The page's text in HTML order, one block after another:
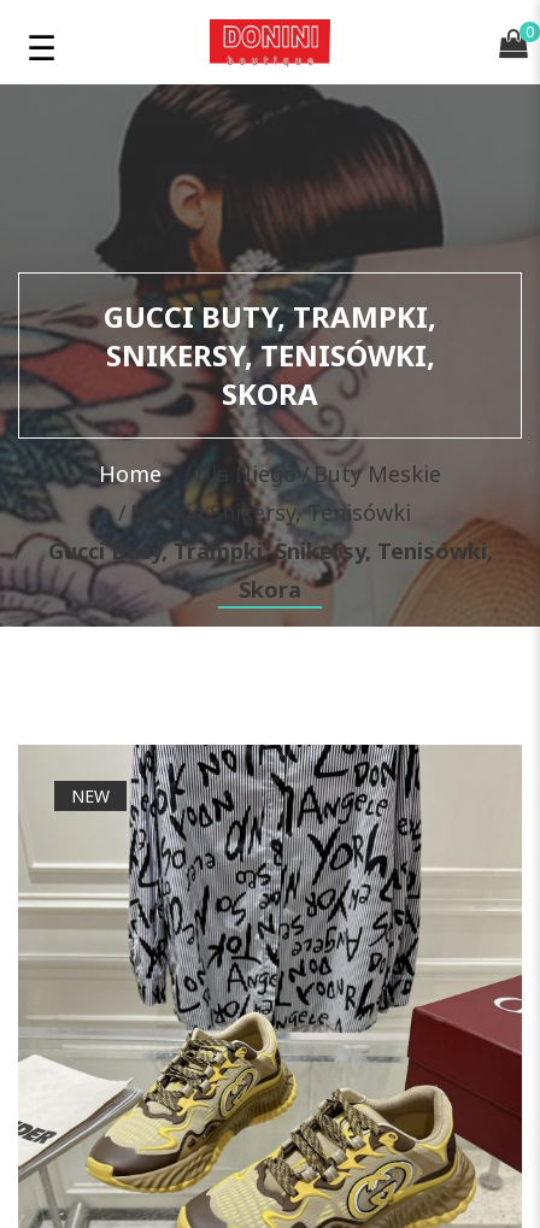
0
GUCCI BUTY, TRAMPKI,
SNIKERSY, TENISÓWKI,
SKORA
Home Dla Niego Buty Meskie
Meskie Snikersy, Tenisówki
Gucci Buty, Trampki, Snikersy, Tenisówki,
Skora
NEW